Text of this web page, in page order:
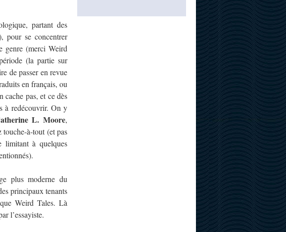
partant des
pour se concentrer
genre (merci Weird
(la partie sur
de passer en revue
en français, ou
cache pas, et ce dès
à redécouvrir. On y
L. Moore,
à-tout (et pas
limitant à quelques
plus moderne du
principaux tenants
Weird Tales. Là
l’essayiste.